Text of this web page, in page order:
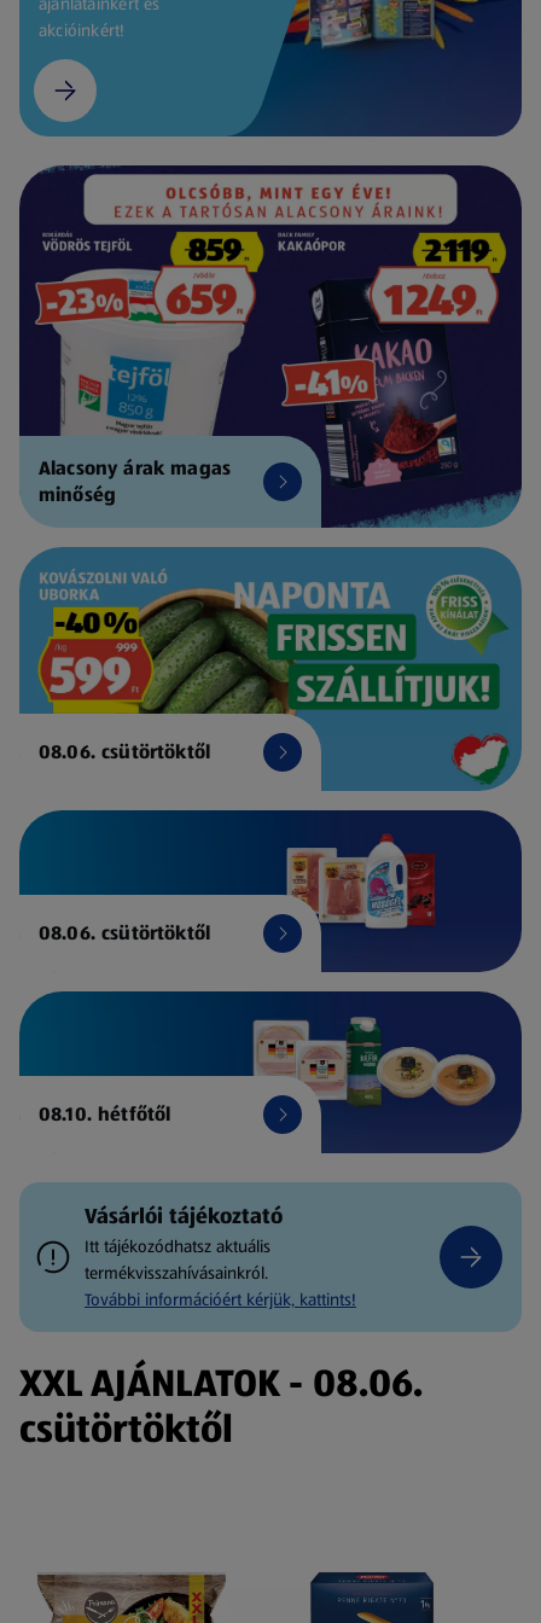
akcióinkért!
Alacsony árak magas
minőség
08.06. csütörtöktől
08.06. csütörtöktől
08.10. hétfőtől
Vásárlói tájékoztató
Itt tájékozódhatsz aktuális
termékvisszahívásainkról.
További információért kérjük, kattints!
XXL AJÁNLATOK - 08.06.
csütörtöktől